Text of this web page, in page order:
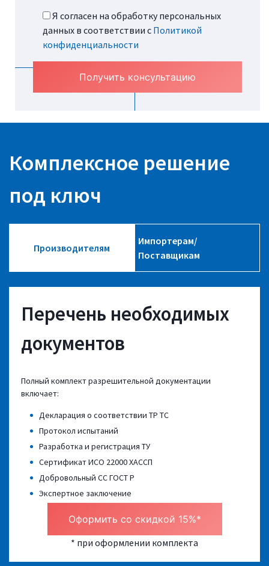
Я согласен на обработку персональных
данных в соответствии с Политикой
конфиденциальности
Комплексное решение
под ключ
Производителям
Импортерам/
Поставщикам
Перечень необходимых
документов
Полный комплект разрешительной документации
включает:
Декларация о соответствии ТР ТС
Протокол испытаний
Разработка и регистрация ТУ
Сертификат ИСО 22000 ХАССП
Добровольный СС ГОСТ Р
Экспертное заключение
Оформить со скидкой 15%*
* при оформлении комплекта